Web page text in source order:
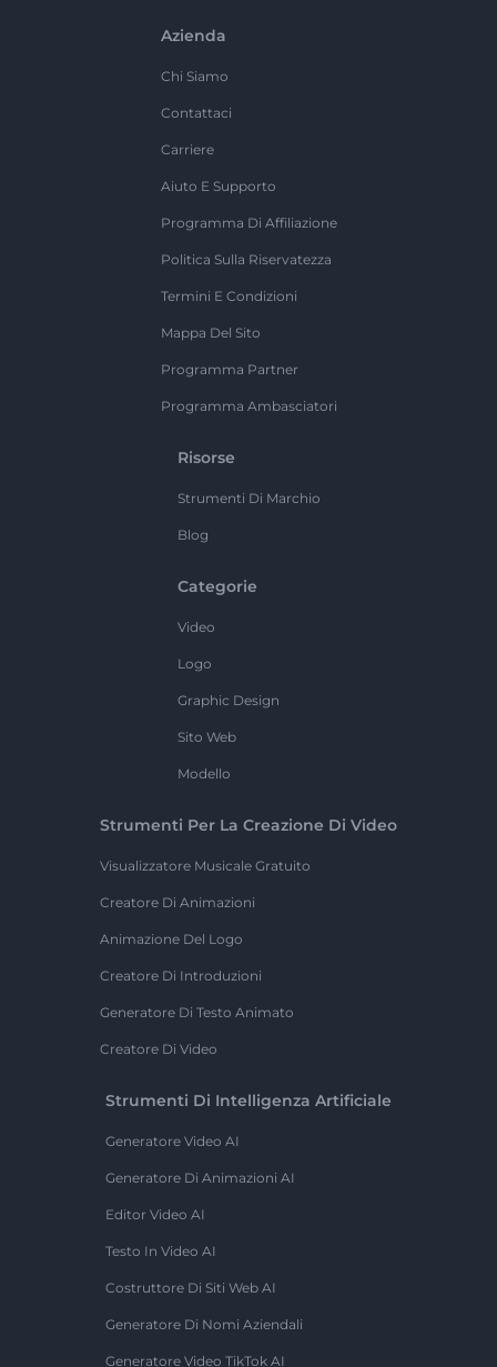
Azienda
Chi Siamo
Contattaci
Carriere
Aiuto E Supporto
Programma Di Affiliazione
Politica Sulla Riservatezza
Termini E Condizioni
Mappa Del Sito
Programma Partner
Programma Ambasciatori
Risorse
Strumenti Di Marchio
Blog
Categorie
Video
Logo
Graphic Design
Sito Web
Modello
Strumenti Per La Creazione Di Video
Visualizzatore Musicale Gratuito
Creatore Di Animazioni
Animazione Del Logo
Creatore Di Introduzioni
Generatore Di Testo Animato
Creatore Di Video
Strumenti Di Intelligenza Artificiale
Generatore Video AI
Generatore Di Animazioni AI
Editor Video AI
Testo In Video AI
Costruttore Di Siti Web AI
Generatore Di Nomi Aziendali
Generatore Video TikTok AI